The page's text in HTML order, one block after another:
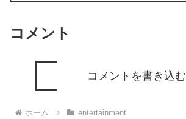
コメント
コメントを書き込む
ホーム entertainment